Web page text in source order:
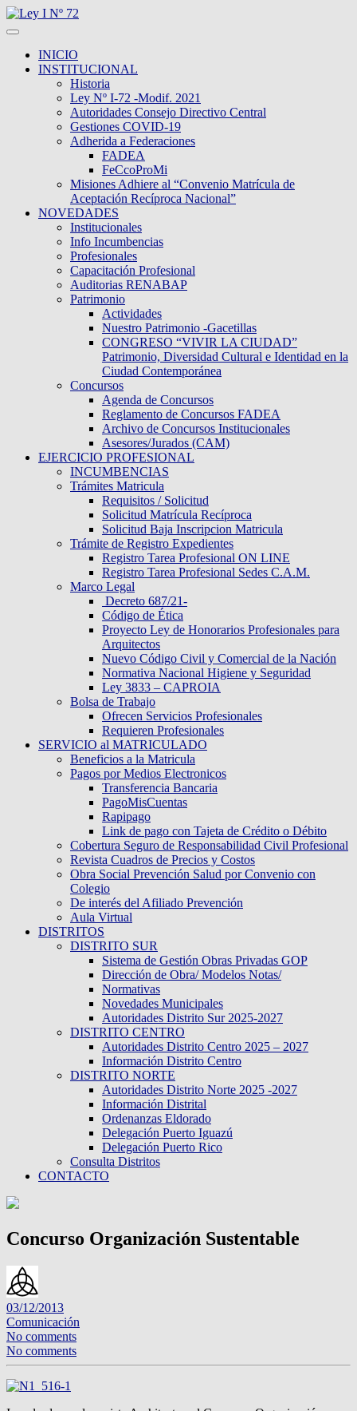
INICIO
INSTITUCIONAL
Historia
Ley Nº I-72 -Modif. 2021
Autoridades Consejo Directivo Central
Gestiones COVID-19
Adherida a Federaciones
FADEA
FeCcoProMi
Misiones Adhiere al “Convenio Matrícula de
Aceptación Recíproca Nacional”
NOVEDADES
Institucionales
Info Incumbencias
Profesionales
Capacitación Profesional
Auditorias RENABAP
Patrimonio
Actividades
Nuestro Patrimonio -Gacetillas
CONGRESO “VIVIR LA CIUDAD”
Patrimonio, Diversidad Cultural e Identidad en la
Ciudad Contemporánea
Concursos
Agenda de Concursos
Reglamento de Concursos FADEA
Archivo de Concursos Institucionales
Asesores/Jurados (CAM)
EJERCICIO PROFESIONAL
INCUMBENCIAS
Trámites Matricula
Requisitos / Solicitud
Solicitud Matrícula Recíproca
Solicitud Baja Inscripcion Matricula
Trámite de Registro Expedientes
Registro Tarea Profesional ON LINE
Registro Tarea Profesional Sedes C.A.M.
Marco Legal
Decreto 687/21-
Código de Ética
Proyecto Ley de Honorarios Profesionales para
Arquitectos
Nuevo Código Civil y Comercial de la Nación
Normativa Nacional Higiene y Seguridad
Ley 3833 – CAPROIA
Bolsa de Trabajo
Ofrecen Servicios Profesionales
Requieren Profesionales
SERVICIO al MATRICULADO
Beneficios a la Matricula
Pagos por Medios Electronicos
Transferencia Bancaria
PagoMisCuentas
Rapipago
Link de pago con Tajeta de Crédito o Débito
Cobertura Seguro de Responsabilidad Civil Profesional
Revista Cuadros de Precios y Costos
Obra Social Prevención Salud por Convenio con
Colegio
De interés del Afiliado Prevención
Aula Virtual
DISTRITOS
DISTRITO SUR
Sistema de Gestión Obras Privadas GOP
Dirección de Obra/ Modelos Notas/
Normativas
Novedades Municipales
Autoridades Distrito Sur 2025-2027
DISTRITO CENTRO
Autoridades Distrito Centro 2025 – 2027
Información Distrito Centro
DISTRITO NORTE
Autoridades Distrito Norte 2025 -2027
Información Distrital
Ordenanzas Eldorado
Delegación Puerto Iguazú
Delegación Puerto Rico
Consulta Distritos
CONTACTO
Concurso Organización Sustentable
03/12/2013
Comunicación
No comments
No comments